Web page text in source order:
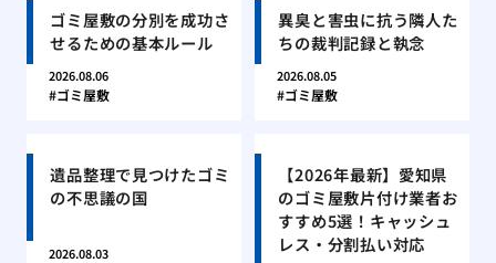
ゴミ屋敷の分別を成功さ
せるための基本ルール
2026.08.06
ゴミ屋敷
異臭と害虫に抗う隣人た
ちの裁判記録と執念
2026.08.05
ゴミ屋敷
遺品整理で見つけたゴミ
の不思議の国
2026.08.03
【2026年最新】愛知県
のゴミ屋敷片付け業者お
すすめ5選！キャッシュ
レス・分割払い対応